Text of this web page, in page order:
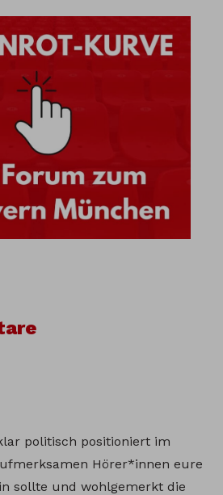
politisch positioniert im
Hörer*innen eure
sollte und wohlgemerkt die